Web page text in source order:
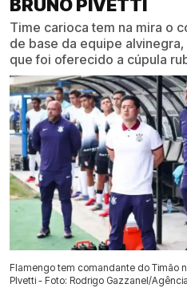
BRUNO PIVETTI
Time carioca tem na mira o
de base da equipe
que foi oferecido a cúpula
Flamengo tem comandante do Timão
PIvetti - Foto: Rodrigo Gazzanel/